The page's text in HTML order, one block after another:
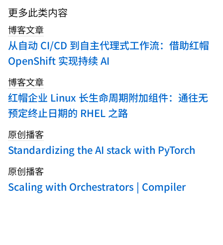
search
blogs
更多此类内容
博客文章
从自动 CI/CD 到自主代理式工作流：借助红帽
OpenShift 实现持续 AI
博客文章
红帽企业 Linux 长生命周期附加组件：通往无
预定终止日期的 RHEL 之路
原创播客
Standardizing the AI stack with PyTorch
原创播客
Scaling with Orchestrators | Compiler